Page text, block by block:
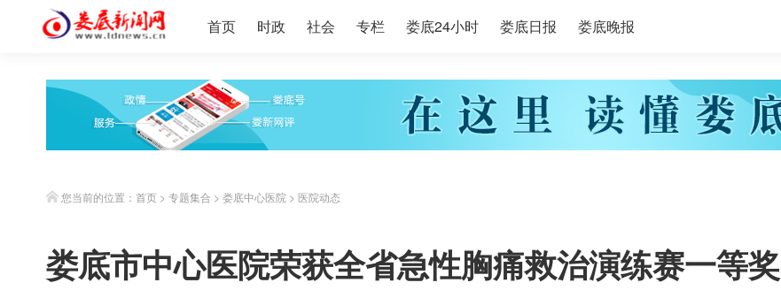
首页 时政 社会 专栏 娄底24小时 娄底日报 娄底晚报
您当前的位置： 首页 > 专题集合 > 娄底中心医院 > 医院动态
娄底市中心医院荣获全省急性胸痛救治演练赛一等奖